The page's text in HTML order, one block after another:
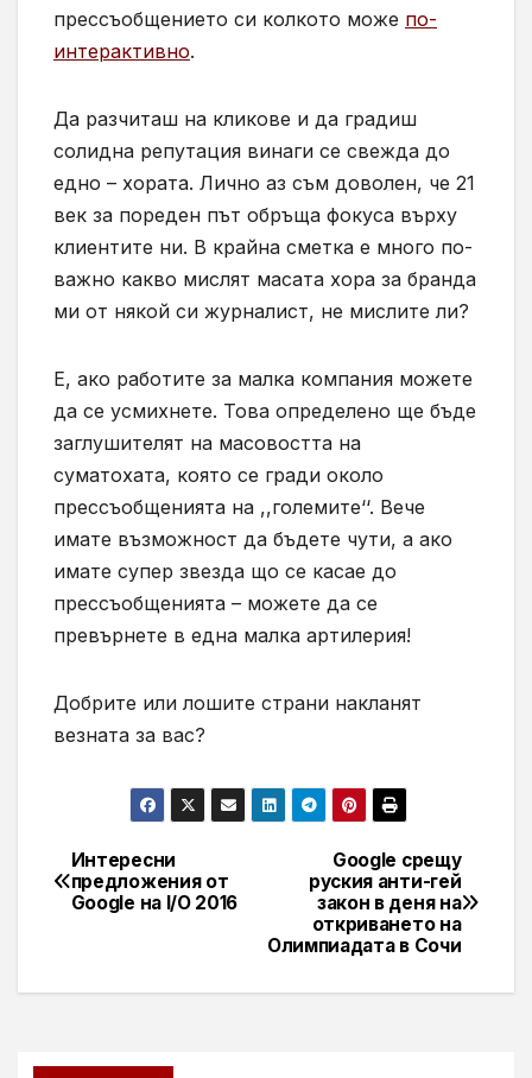
прессъобщението си колкото може по-
интерактивно.
Да разчиташ на кликове и да градиш
солидна репутация винаги се свежда до
едно – хората. Лично аз съм доволен, че 21
век за пореден път обръща фокуса върху
клиентите ни. В крайна сметка е много по-
важно какво мислят масата хора за бранда
ми от някой си журналист, не мислите ли?
Е, ако работите за малка компания можете
да се усмихнете. Това определено ще бъде
заглушителят на масовостта на
суматохата, която се гради около
прессъобщенията на ,,големите‘‘. Вече
имате възможност да бъдете чути, а ако
имате супер звезда що се касае до
прессъобщенията – можете да се
превърнете в една малка артилерия!
Добрите или лошите страни накланят
везната за вас?
Навигация
Google срещу
руския анти-гей
закон в деня на
откриването на
Олимпиадата в Сочи
Интересни
предложения от
Google на I/O 2016